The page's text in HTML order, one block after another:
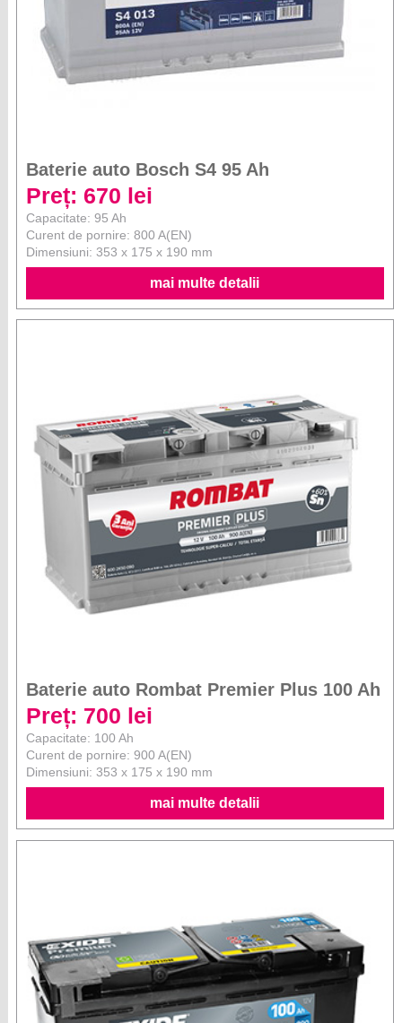
Baterie auto Bosch S4 95 Ah
Preț: 670 lei
Capacitate: 95 Ah
Curent de pornire: 800 A(EN)
Dimensiuni: 353 x 175 x 190 mm
mai multe detalii
Baterie auto Rombat Premier Plus 100 Ah
Preț: 700 lei
Capacitate: 100 Ah
Curent de pornire: 900 A(EN)
Dimensiuni: 353 x 175 x 190 mm
mai multe detalii